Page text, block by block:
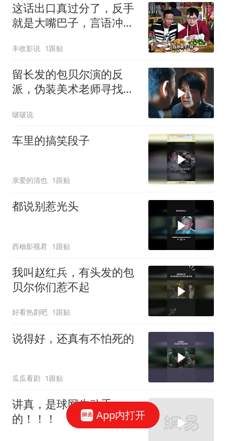
这话出口真过分了，反手
就是大嘴巴子，言语冲突
丰收影说 1跟贴
留长发的包贝尔演的反
派，伪装美术老师寻找临
啵啵说
车里的搞笑段子
亲爱的清也 1跟贴
都说别惹光头
西柚影视君 1跟贴
我叫赵红兵，有头发的包
贝尔你们惹不起
好看热剧吧 1跟贴
说得好，还真有不怕死的
瓜瓜看剧 1跟贴
讲真，是球网先动手
的！！！
App内打开